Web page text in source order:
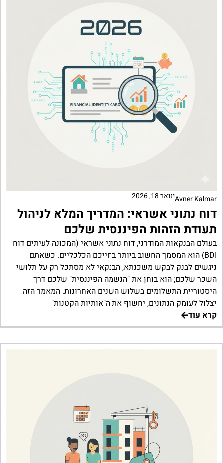
Avner Kalmarינואר 18, 2026
דוח נתוני אשראי: המדריך המלא לניהול
תעודת הזהות הפיננסית שלכם
בעולם הבנקאות המודרני, דוח נתוני אשראי (המכונה לעיתים דוח
BDI) הוא המסמך החשוב ביותר בחייכם הכלכליים. כשאתם
ניגשים לבנק לבקש משכנתא, הבנקאי לא מסתכל רק על תלושי
השכר שלכם; הוא בוחן את "הנשמה הפיננסית" שלכם דרך
היסטוריית התשלומים בשלוש השנים האחרונות. המאמר הזה
יצלול לעומק הנתונים, יחשוף את ה"אותיות הקטנות"
קרא עוד